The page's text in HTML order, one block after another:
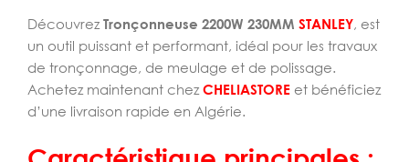
Découvrez Tronçonneuse 2200W 230MM STANLEY, est
un outil puissant et performant, idéal pour les travaux
de tronçonnage, de meulage et de polissage.
Achetez maintenant chez CHELIASTORE et bénéficiez
d’une livraison rapide en Algérie.